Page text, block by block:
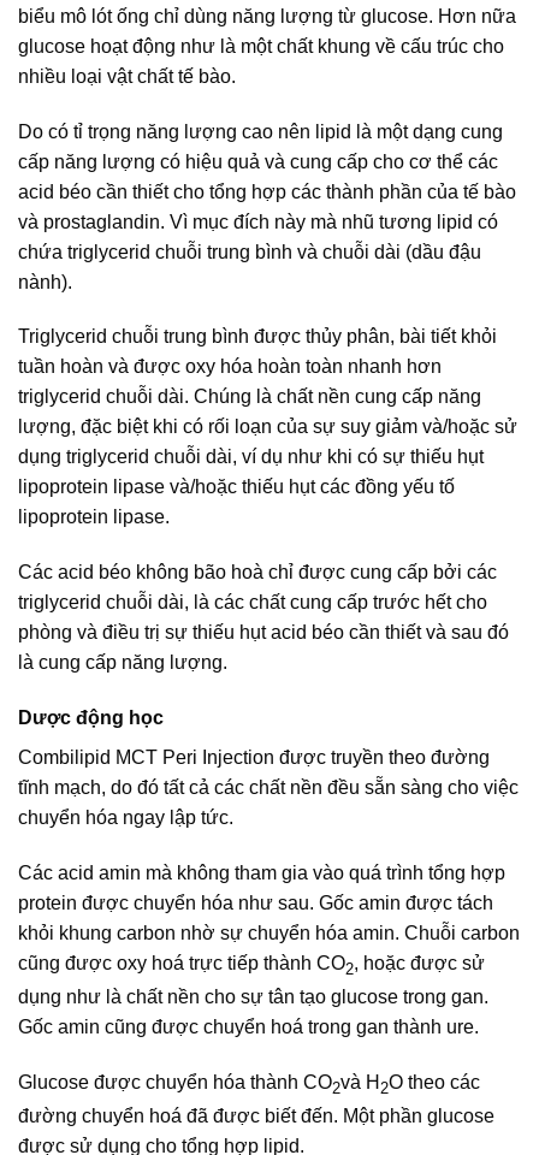
biểu mô lót ống chỉ dùng năng lượng từ glucose. Hơn nữa
glucose hoạt động như là một chất khung về cấu trúc cho
nhiều loại vật chất tế bào.
Do có tỉ trọng năng lượng cao nên lipid là một dạng cung
cấp năng lượng có hiệu quả và cung cấp cho cơ thể các
acid béo cần thiết cho tổng hợp các thành phần của tế bào
và prostaglandin. Vì mục đích này mà nhũ tương lipid có
chứa triglycerid chuỗi trung bình và chuỗi dài (dầu đậu
nành).
Triglycerid chuỗi trung bình được thủy phân, bài tiết khỏi
tuần hoàn và được oxy hóa hoàn toàn nhanh hơn
triglycerid chuỗi dài. Chúng là chất nền cung cấp năng
lượng, đặc biệt khi có rối loạn của sự suy giảm và/hoặc sử
dụng triglycerid chuỗi dài, ví dụ như khi có sự thiếu hụt
lipoprotein lipase và/hoặc thiếu hụt các đồng yếu tố
lipoprotein lipase.
Các acid béo không bão hoà chỉ được cung cấp bởi các
triglycerid chuỗi dài, là các chất cung cấp trước hết cho
phòng và điều trị sự thiếu hụt acid béo cần thiết và sau đó
là cung cấp năng lượng.
Dược động học
Combilipid MCT Peri Injection được truyền theo đường
tĩnh mạch, do đó tất cả các chất nền đều sẵn sàng cho việc
chuyển hóa ngay lập tức.
Các acid amin mà không tham gia vào quá trình tổng hợp
protein được chuyển hóa như sau. Gốc amin được tách
khỏi khung carbon nhờ sự chuyển hóa amin. Chuỗi carbon
cũng được oxy hoá trực tiếp thành CO2, hoặc được sử
dụng như là chất nền cho sự tân tạo glucose trong gan.
Gốc amin cũng được chuyển hoá trong gan thành ure.
Glucose được chuyển hóa thành CO2và H 2O theo các
đường chuyển hoá đã được biết đến. Một phần glucose
được sử dụng cho tổng hợp lipid.